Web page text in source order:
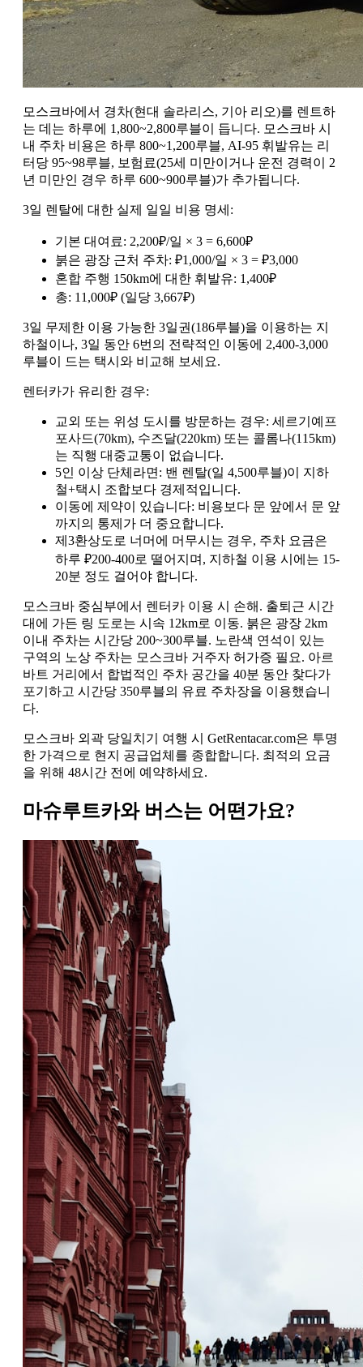
모스크바에서 경차(현대 솔라리스, 기아 리오)를 렌트하
는 데는 하루에 1,800~2,800루블이 듭니다. 모스크바 시
내 주차 비용은 하루 800~1,200루블, AI-95 휘발유는 리
터당 95~98루블, 보험료(25세 미만이거나 운전 경력이 2
년 미만인 경우 하루 600~900루블)가 추가됩니다.
3일 렌탈에 대한 실제 일일 비용 명세:
기본 대여료: 2,200₽/일 × 3 = 6,600₽
붉은 광장 근처 주차: ₽1,000/일 × 3 = ₽3,000
혼합 주행 150km에 대한 휘발유: 1,400₽
총: 11,000₽ (일당 3,667₽)
3일 무제한 이용 가능한 3일권(186루블)을 이용하는 지
하철이나, 3일 동안 6번의 전략적인 이동에 2,400-3,000
루블이 드는 택시와 비교해 보세요.
렌터카가 유리한 경우:
교외 또는 위성 도시를 방문하는 경우: 세르기예프
포사드(70km), 수즈달(220km) 또는 콜롬나(115km)
는 직행 대중교통이 없습니다.
5인 이상 단체라면: 밴 렌탈(일 4,500루블)이 지하
철+택시 조합보다 경제적입니다.
이동에 제약이 있습니다: 비용보다 문 앞에서 문 앞
까지의 통제가 더 중요합니다.
제3환상도로 너머에 머무시는 경우, 주차 요금은
하루 ₽200-400로 떨어지며, 지하철 이용 시에는 15-
20분 정도 걸어야 합니다.
모스크바 중심부에서 렌터카 이용 시 손해. 출퇴근 시간
대에 가든 링 도로는 시속 12km로 이동. 붉은 광장 2km
이내 주차는 시간당 200~300루블. 노란색 연석이 있는
구역의 노상 주차는 모스크바 거주자 허가증 필요. 아르
바트 거리에서 합법적인 주차 공간을 40분 동안 찾다가
포기하고 시간당 350루블의 유료 주차장을 이용했습니
다.
모스크바 외곽 당일치기 여행 시 GetRentacar.com은 투명
한 가격으로 현지 공급업체를 종합합니다. 최적의 요금
을 위해 48시간 전에 예약하세요.
마슈루트카와 버스는 어떤가요?